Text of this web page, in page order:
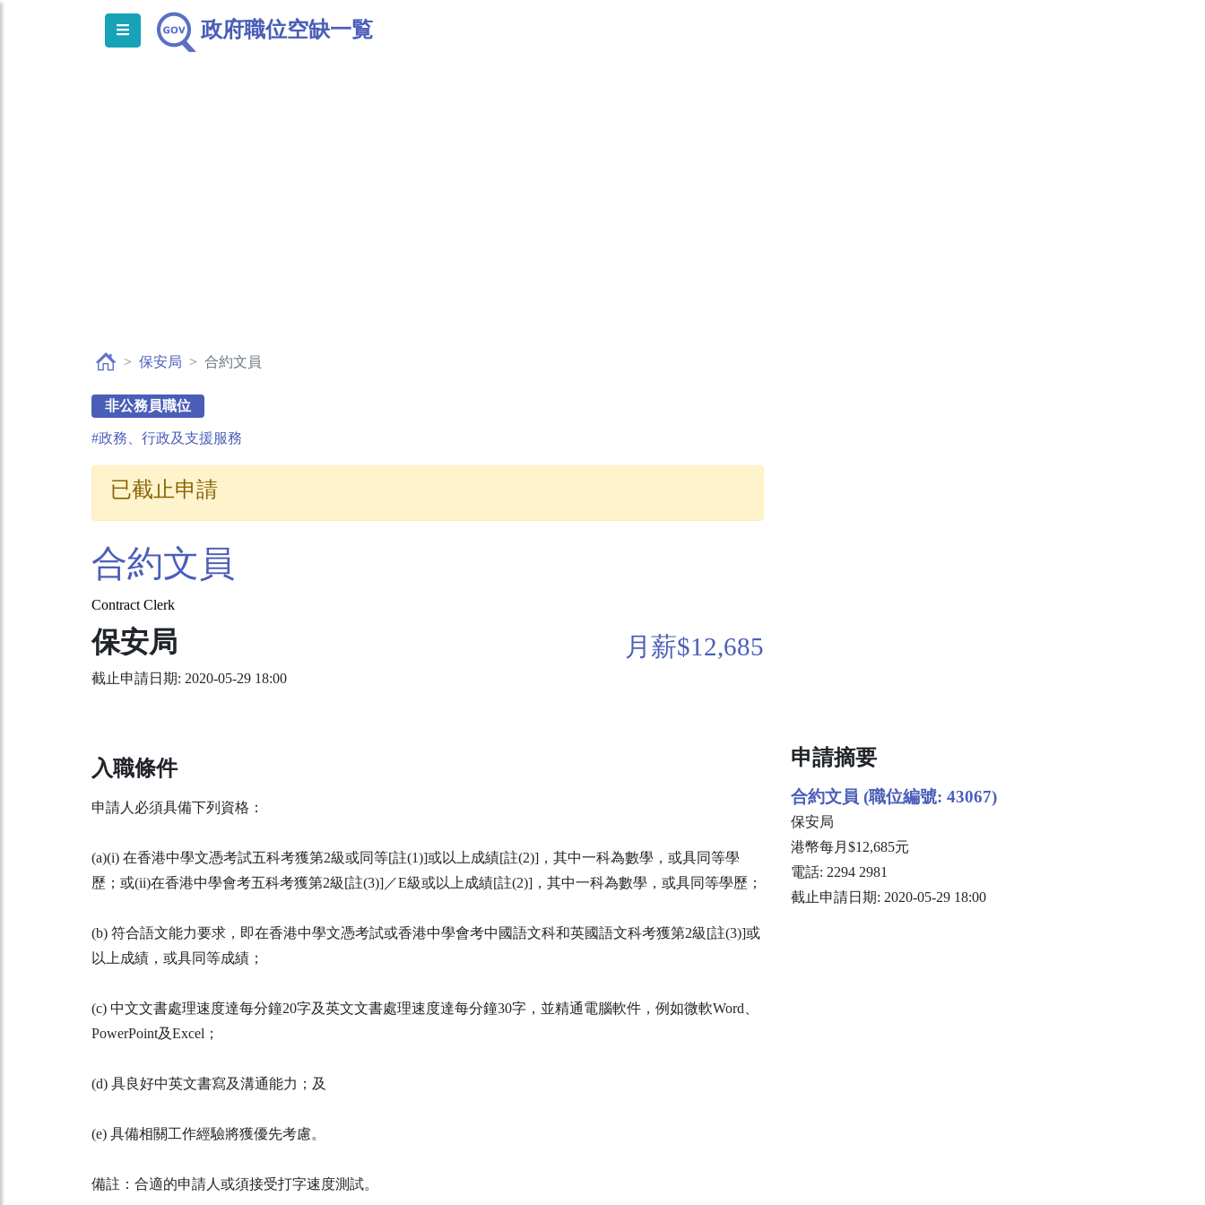
政府職位空缺一覧
保安局 合約文員
非公務員職位
#政務、行政及支援服務
已截止申請
合約文員
Contract Clerk
保安局
截止申請日期: 2020-05-29 18:00
月薪$12,685
入職條件
申請人必須具備下列資格：
(a)(i) 在香港中學文憑考試五科考獲第2級或同等[註(1)]或以上成績[註(2)]，其中一科為數學，或具同等學
歷；或(ii)在香港中學會考五科考獲第2級[註(3)]／E級或以上成績[註(2)]，其中一科為數學，或具同等學歷；
(b) 符合語文能力要求，即在香港中學文憑考試或香港中學會考中國語文科和英國語文科考獲第2級[註(3)]或
以上成績，或具同等成績；
(c) 中文文書處理速度達每分鐘20字及英文文書處理速度達每分鐘30字，並精通電腦軟件，例如微軟Word、
PowerPoint及Excel；
(d) 具良好中英文書寫及溝通能力；及
(e) 具備相關工作經驗將獲優先考慮。
備註：合適的申請人或須接受打字速度測試。
申請摘要
合約文員 (職位編號: 43067)
保安局
港幣每月$12,685元
電話: 2294 2981
截止申請日期: 2020-05-29 18:00